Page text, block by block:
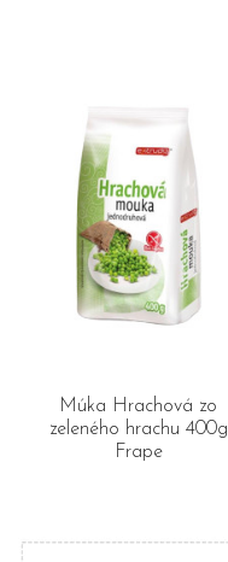
Múka Hrachová zo
zeleného hrachu 400g
Frape